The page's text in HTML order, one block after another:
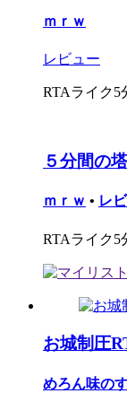
ｍｒｗ
レビュー
RTAライク5
５分間の塔
ｍｒｗ • レ
RTAライク5
お城制圧
めろん味の